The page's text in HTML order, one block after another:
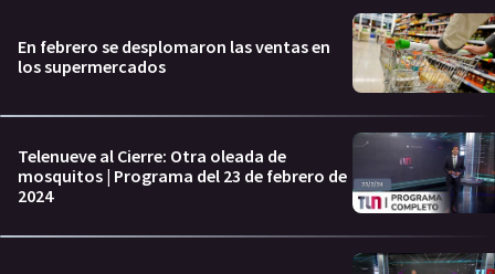
En febrero se desplomaron las ventas en
los supermercados
Telenueve al Cierre: Otra oleada de
mosquitos | Programa del 23 de febrero de
2024